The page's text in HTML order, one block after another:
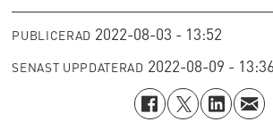
PUBLICERAD 2022-08-03 - 13:52
SENAST UPPDATERAD 2022-08-09 - 13:36